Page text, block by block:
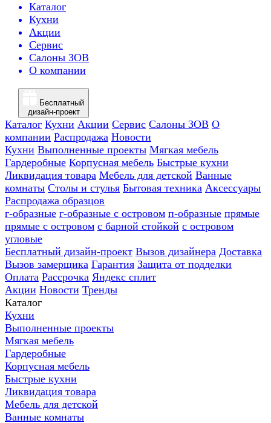
Каталог
Кухни
Акции
Сервис
Салоны ЗОВ
О компании
Бесплатный
дизайн-проект
Каталог Кухни Акции Сервис Салоны ЗОВ О
компании Распродажа Новости
Кухни Выполненные проекты Мягкая мебель
Гардеробные Корпусная мебель Быстрые кухни
Ликвидация товара Мебель для детской Ванные
комнаты Столы и стулья Бытовая техника Аксессуары
Распродажа образцов
г-образные г-образные с островом п-образные прямые
прямые с островом с барной стойкой с островом
угловые
Бесплатный дизайн-проект Вызов дизайнера Доставка
Вызов замерщика Гарантия Защита от подделки
Оплата Рассрочка Яндекс сплит
Акции Новости Тренды
Каталог
Кухни
Выполненные проекты
Мягкая мебель
Гардеробные
Корпусная мебель
Быстрые кухни
Ликвидация товара
Мебель для детской
Ванные комнаты